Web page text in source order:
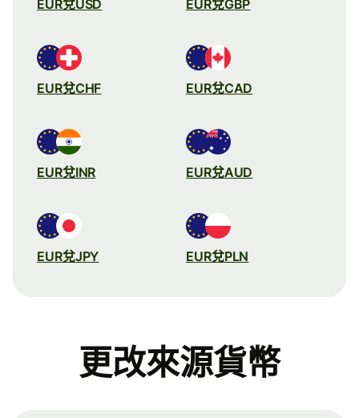
EUR兌USD EUR兌GBP
EUR兌CHF EUR兌CAD
EUR兌INR EUR兌AUD
EUR兌JPY EUR兌PLN
更改來源貨幣